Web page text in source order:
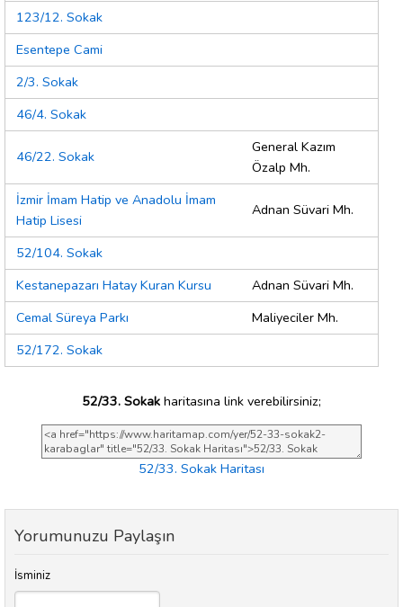
123/12. Sokak
Esentepe Cami
2/3. Sokak
46/4. Sokak
46/22. Sokak
General Kazım
Özalp Mh.
İzmir İmam Hatip ve Anadolu İmam
Hatip Lisesi
Adnan Süvari Mh.
52/104. Sokak
Kestanepazarı Hatay Kuran Kursu
Adnan Süvari Mh.
Cemal Süreya Parkı
Maliyeciler Mh.
52/172. Sokak
52/33. Sokak haritasına link verebilirsiniz;
52/33. Sokak Haritası
Yorumunuzu Paylaşın
İsminiz